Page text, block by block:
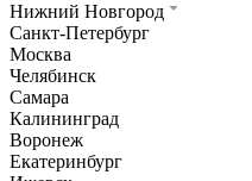
Нижний Новгород
Санкт-Петербург
Москва
Челябинск
Самара
Калининград
Воронеж
Екатеринбург